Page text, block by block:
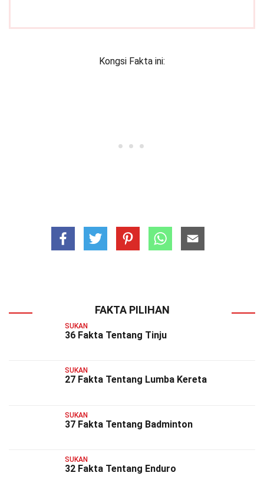
Kongsi Fakta ini:
FAKTA PILIHAN
SUKAN
36 Fakta Tentang Tinju
SUKAN
27 Fakta Tentang Lumba Kereta
SUKAN
37 Fakta Tentang Badminton
SUKAN
32 Fakta Tentang Enduro